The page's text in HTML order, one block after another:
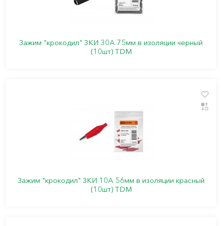
Зажим "крокодил" ЗКИ 30А 75мм в изоляции черный
(10шт) TDM
Зажим "крокодил" ЗКИ 10А 56мм в изоляции красный
(10шт) TDM